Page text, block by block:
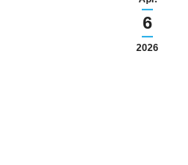
6
2026